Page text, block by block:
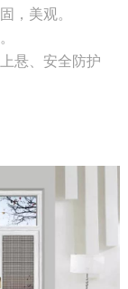
，美观。
悬、安全防护